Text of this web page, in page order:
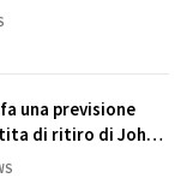
una previsione
di ritiro di John